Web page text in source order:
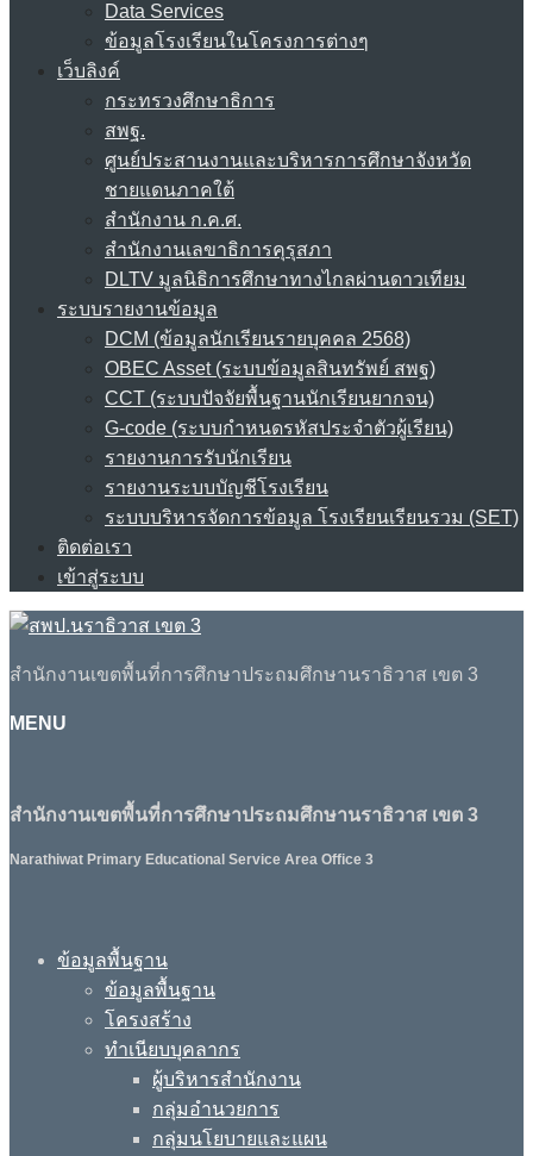
Data Services
ข้อมูลโรงเรียนในโครงการต่างๆ
เว็บลิงค์
กระทรวงศึกษาธิการ
สพฐ.
ศูนย์ประสานงานและบริหารการศึกษาจังหวัด
ชายแดนภาคใต้
สำนักงาน ก.ค.ศ.
สำนักงานเลขาธิการคุรุสภา
DLTV มูลนิธิการศึกษาทางไกลผ่านดาวเทียม
ระบบรายงานข้อมูล
DCM (ข้อมูลนักเรียนรายบุคคล 2568)
OBEC Asset (ระบบข้อมูลสินทรัพย์ สพฐ)
CCT (ระบบปัจจัยพื้นฐานนักเรียนยากจน)
G-code (ระบบกำหนดรหัสประจำตัวผู้เรียน)
รายงานการรับนักเรียน
รายงานระบบบัญชีโรงเรียน
ระบบบริหารจัดการข้อมูล โรงเรียนเรียนรวม (SET)
ติดต่อเรา
เข้าสู่ระบบ
สำนักงานเขตพื้นที่การศึกษาประถมศึกษานราธิวาส เขต 3
MENU
สำนักงานเขตพื้นที่การศึกษาประถมศึกษานราธิวาส เขต 3
Narathiwat Primary Educational Service Area Office 3
ข้อมูลพื้นฐาน
ข้อมูลพื้นฐาน
โครงสร้าง
ทำเนียบบุคลากร
ผู้บริหารสำนักงาน
กลุ่มอำนวยการ
กลุ่มนโยบายและแผน